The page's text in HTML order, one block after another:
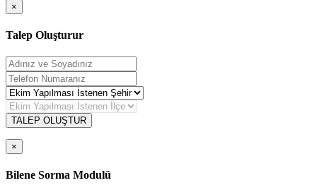
×
Talep Oluşturur
TALEP OLUŞTUR
×
Bilene Sorma Modulü